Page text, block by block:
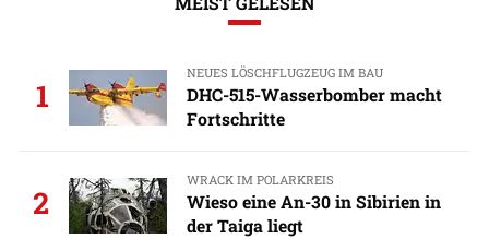
1
NEUES LÖSCHFLUGZEUG IM BAU
DHC-515-Wasserbomber macht
Fortschritte
2
WRACK IM POLARKREIS
Wieso eine An-30 in Sibirien in
der Taiga liegt